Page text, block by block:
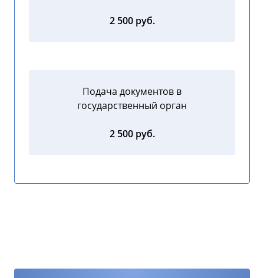
2 500 руб.
Подача документов в
государственный орган
2 500 руб.